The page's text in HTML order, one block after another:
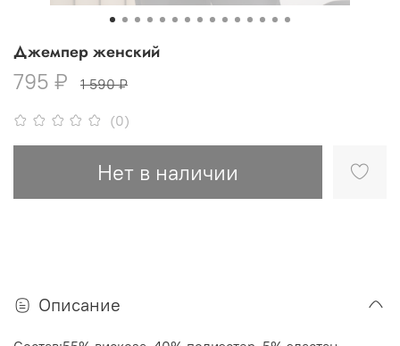
(0)
Джемпер женский
795 ₽ 1 590 ₽
Нет в наличии
Описание